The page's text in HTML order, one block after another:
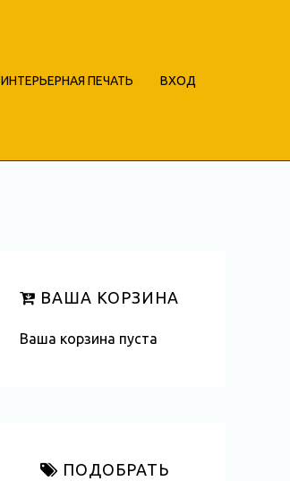
ИНТЕРЬЕРНАЯ ПЕЧАТЬ ВХОД
ВАША КОРЗИНА
Ваша корзина пуста
ПОДОБРАТЬ